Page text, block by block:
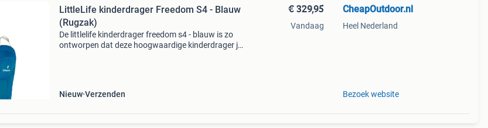
LittleLife kinderdrager Freedom S4 - Blauw
(Rugzak)
De littlelife kinderdrager freedom s4 - blauw is zo
ontworpen dat deze hoogwaardige kinderdrager je
Nieuw Verzenden
€ 329,95
Vandaag
CheapOutdoor.nl
Heel Nederland
Bezoek website